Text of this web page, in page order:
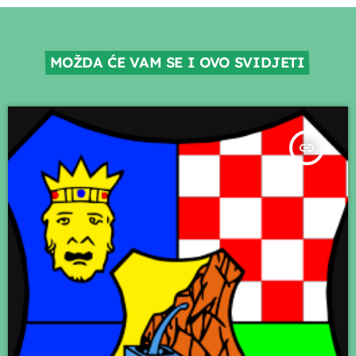
MOŽDA ĆE VAM SE I OVO SVIDJETI
insert_link